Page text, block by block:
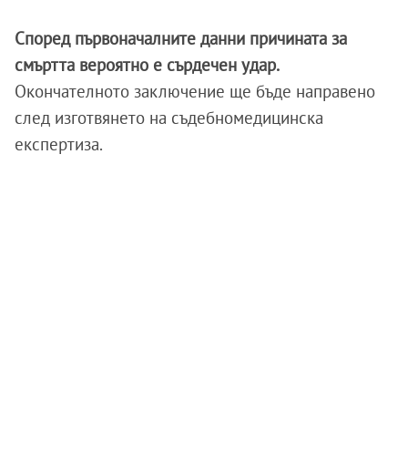
Според първоначалните данни причината за
смъртта вероятно е сърдечен удар.
Окончателното заключение ще бъде направено
след изготвянето на съдебномедицинска
експертиза.